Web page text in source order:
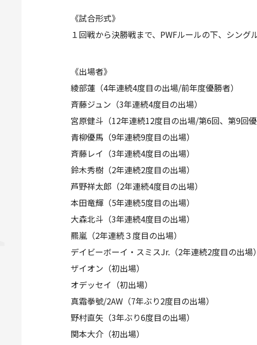
《試合形式》
１回戦から決勝戦まで、PWFルールの下、シング
《出場者》
綾部蓮（4年連続4度目の出場/前年度優勝者）
斉藤ジュン（3年連続4度目の出場）
宮原健斗（12年連続12度目の出場/第6回、第9回優
青柳優馬（9年連続9度目の出場）
斉藤レイ（3年連続4度目の出場）
鈴木秀樹（2年連続2度目の出場）
芦野祥太郎（2年連続4度目の出場）
本田竜輝（5年連続5度目の出場）
大森北斗（3年連続4度目の出場）
羆嵐（2年連続３度目の出場）
デイビーボーイ・スミスJr.（2年連続2度目の出場）
ザイオン（初出場）
オデッセイ（初出場）
真霜拳號/2AW（7年ぶり2度目の出場）
野村直矢（3年ぶり6度目の出場）
関本大介（初出場）